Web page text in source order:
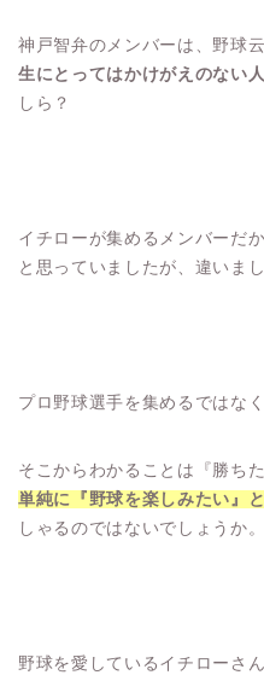
神戸智弁のメンバーは、野球
生にとってはかけがえのない
しら？
イチローが集めるメンバーだ
と思っていましたが、違いま
プロ野球選手を集めるではな
そこからわかることは『勝ち
単純に『野球を楽しみたい』
しゃるのではないでしょうか。
野球を愛しているイチローさ